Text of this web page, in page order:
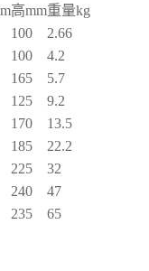
高mm重量kg
100
2.66
100
4.2
165
5.7
125
9.2
170
13.5
185
22.2
225
32
240
47
235 65